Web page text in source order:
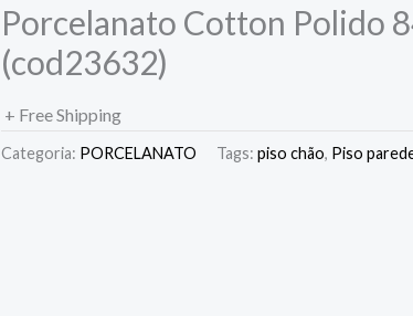
Porcelanato Cotton Polido
(cod23632)
+ Free Shipping
Categoria: PORCELANATO Tags: piso chão, Piso